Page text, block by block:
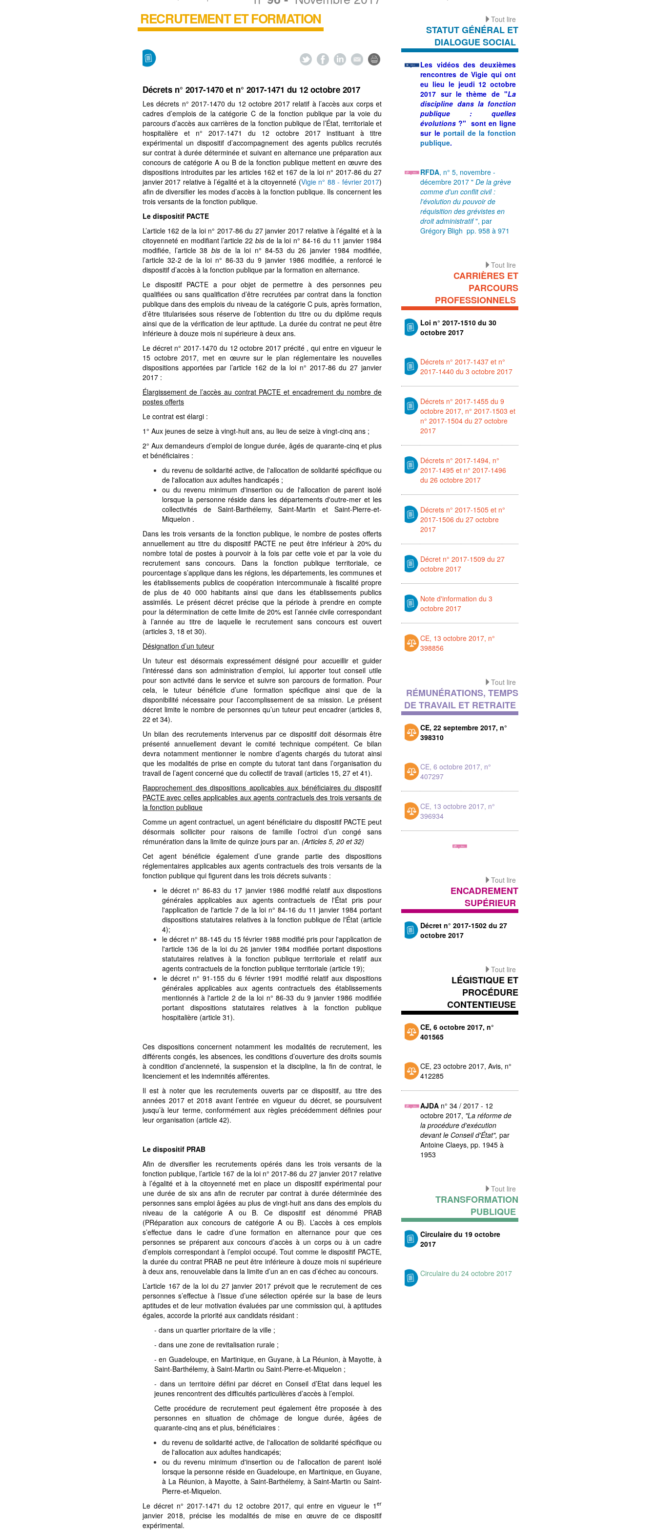
RECRUTEMENT ET FORMATION
Décrets n° 2017-1470 et n° 2017-1471 du 12 octobre 2017
Les décrets n° 2017-1470 du 12 octobre 2017 relatif à l’accès aux corps et
cadres d’emplois de la catégorie C de la fonction publique par la voie du
parcours d’accès aux carrières de la fonction publique de l’État, territoriale et
hospitalière et n° 2017-1471 du 12 octobre 2017 instituant à titre
expérimental un dispositif d’accompagnement des agents publics recrutés
sur contrat à durée déterminée et suivant en alternance une préparation aux
concours de catégorie A ou B de la fonction publique mettent en œuvre des
dispositions introduites par les articles 162 et 167 de la loi n° 2017-86 du 27
janvier 2017 relative à l’égalité et à la citoyenneté (Vigie n° 88 - février 2017)
afin de diversifier les modes d’accès à la fonction publique. Ils concernent les
trois versants de la fonction publique.
Le dispositif PACTE
L’article 162 de la loi n° 2017-86 du 27 janvier 2017 relative à l’égalité et à la
citoyenneté en modifiant l’article 22 bisde la loi n° 84-16 du 11 janvier 1984
modifiée, l’article 38 bisde la loi n° 84-53 du 26 janvier 1984 modifiée,
l’article 32-2 de la loi n° 86-33 du 9 janvier 1986 modifiée, a renforcé le
dispositif d’accès à la fonction publique par la formation en alternance.
Le dispositif PACTE a pour objet de permettre à des personnes peu
qualifiées ou sans qualification d’être recrutées par contrat dans la fonction
publique dans des emplois du niveau de la catégorie C puis, après formation,
d’être titularisées sous réserve de l’obtention du titre ou du diplôme requis
ainsi que de la vérification de leur aptitude. La durée du contrat ne peut être
inférieure à douze mois ni supérieure à deux ans.
Le décret n° 2017-1470 du 12 octobre 2017 précité , qui entre en vigueur le
15 octobre 2017, met en œuvre sur le plan réglementaire les nouvelles
dispositions apportées par l’article 162 de la loi n° 2017-86 du 27 janvier
2017 :
Élargissement de l’accès au contrat PACTE et encadrement du nombre de
postes offerts
Le contrat est élargi :
1° Aux jeunes de seize à vingt-huit ans, au lieu de seize à vingt-cinq ans ;
2° Aux demandeurs d’emploi de longue durée, âgés de quarante-cinq et plus
et bénéficiaires :
du revenu de solidarité active, de l'allocation de solidarité spécifique ou
de l'allocation aux adultes handicapés ;
ou du revenu minimum d'insertion ou de l'allocation de parent isolé
lorsque la personne réside dans les départements d'outre-mer et les
collectivités de Saint-Barthélemy, Saint-Martin et Saint-Pierre-et-
Miquelon .
Dans les trois versants de la fonction publique, le nombre de postes offerts
annuellement au titre du dispositif PACTE ne peut être inférieur à 20% du
nombre total de postes à pourvoir à la fois par cette voie et par la voie du
recrutement sans concours. Dans la fonction publique territoriale, ce
pourcentage s’applique dans les régions, les départements, les communes et
les établissements publics de coopération intercommunale à fiscalité propre
de plus de 40 000 habitants ainsi que dans les établissements publics
assimilés. Le présent décret précise que la période à prendre en compte
pour la détermination de cette limite de 20% est l’année civile correspondant
à l’année au titre de laquelle le recrutement sans concours est ouvert
(articles 3, 18 et 30).
Désignation d’un tuteur
Un tuteur est désormais expressément désigné pour accueillir et guider
l’intéressé dans son administration d’emploi, lui apporter tout conseil utile
pour son activité dans le service et suivre son parcours de formation. Pour
cela, le tuteur bénéficie d’une formation spécifique ainsi que de la
disponibilité nécessaire pour l’accomplissement de sa mission. Le présent
décret limite le nombre de personnes qu’un tuteur peut encadrer (articles 8,
22 et 34).
Un bilan des recrutements intervenus par ce dispositif doit désormais être
présenté annuellement devant le comité technique compétent. Ce bilan
devra notamment mentionner le nombre d’agents chargés du tutorat ainsi
que les modalités de prise en compte du tutorat tant dans l’organisation du
travail de l’agent concerné que du collectif de travail (articles 15, 27 et 41).
Rapprochement des dispositions applicables aux bénéficiaires du dispositif
PACTE avec celles applicables aux agents contractuels des trois versants de
la fonction publique
Comme un agent contractuel, un agent bénéficiaire du dispositif PACTE peut
désormais solliciter pour raisons de famille l’octroi d’un congé sans
rémunération dans la limite de quinze jours par an. (Articles 5, 20 et 32)
Cet agent bénéficie également d’une grande partie des dispositions
réglementaires applicables aux agents contractuels des trois versants de la
fonction publique qui figurent dans les trois décrets suivants :
le décret n° 86-83 du 17 janvier 1986 modifié relatif aux dispostions
générales applicables aux agents contractuels de l'État pris pour
l'application de l'article 7 de la loi n° 84-16 du 11 janvier 1984 portant
dispositions statutaires relatives à la fonction publique de l'État (article
4);
le décret n° 88-145 du 15 février 1988 modifié pris pour l'application de
l'article 136 de la loi du 26 janvier 1984 modifiée portant dispostions
statutaires relatives à la fonction publique territoriale et relatif aux
agents contractuels de la fonction publique territoriale (article 19);
le décret n° 91-155 du 6 février 1991 modifié relatif aux dispositions
générales applicables aux agents contractuels des établissements
mentionnés à l'article 2 de la loi n° 86-33 du 9 janvier 1986 modifiée
portant dispositions statutaires relatives à la fonction publique
hospitalière (article 31).
Ces dispositions concernent notamment les modalités de recrutement, les
différents congés, les absences, les conditions d’ouverture des droits soumis
à condition d’ancienneté, la suspension et la discipline, la fin de contrat, le
licenciement et les indemnités afférentes.
Il est à noter que les recrutements ouverts par ce dispositif, au titre des
années 2017 et 2018 avant l’entrée en vigueur du décret, se poursuivent
jusqu’à leur terme, conformément aux règles précédemment définies pour
leur organisation (article 42).
Le dispositif PRAB
Afin de diversifier les recrutements opérés dans les trois versants de la
fonction publique, l’article 167 de la loi n° 2017-86 du 27 janvier 2017 relative
à l’égalité et à la citoyenneté met en place un dispositif expérimental pour
une durée de six ans afin de recruter par contrat à durée déterminée des
personnes sans emploi âgées au plus de vingt-huit ans dans des emplois du
niveau de la catégorie A ou B. Ce dispositif est dénommé PRAB
(PRéparation aux concours de catégorie A ou B). L’accès à ces emplois
s’effectue dans le cadre d’une formation en alternance pour que ces
personnes se préparent aux concours d’accès à un corps ou à un cadre
d’emplois correspondant à l’emploi occupé. Tout comme le dispositif PACTE,
la durée du contrat PRAB ne peut être inférieure à douze mois ni supérieure
à deux ans, renouvelable dans la limite d’un an en cas d’échec au concours.
L’article 167 de la loi du 27 janvier 2017 prévoit que le recrutement de ces
personnes s’effectue à l’issue d’une sélection opérée sur la base de leurs
aptitudes et de leur motivation évaluées par une commission qui, à aptitudes
égales, accorde la priorité aux candidats résidant :
- dans un quartier prioritaire de la ville ;
- dans une zone de revitalisation rurale ;
- en Guadeloupe, en Martinique, en Guyane, à La Réunion, à Mayotte, à
Saint-Barthélemy, à Saint-Martin ou Saint-Pierre-et-Miquelon ;
- dans un territoire défini par décret en Conseil d’Etat dans lequel les
jeunes rencontrent des difficultés particulières d’accès à l’emploi.
Cette procédure de recrutement peut également être proposée à des
personnes en situation de chômage de longue durée, âgées de
quarante-cinq ans et plus, bénéficiaires :
du revenu de solidarité active, de l'allocation de solidarité spécifique ou
de l'allocation aux adultes handicapés;
ou du revenu minimum d'insertion ou de l'allocation de parent isolé
lorsque la personne réside en Guadeloupe, en Martinique, en Guyane,
à La Réunion, à Mayotte, à Saint-Barthélemy, à Saint-Martin ou Saint-
Pierre-et-Miquelon.
Le décret n° 2017-1471 du 12 octobre 2017, qui entre en vigueur le 1 er
janvier 2018, précise les modalités de mise en œuvre de ce dispositif
expérimental.
Tout lire
STATUT GÉNÉRAL ET
DIALOGUE SOCIAL
Les vidéos des deuxièmes
rencontres de Vigie qui ont
eu lieu le jeudi 12 octobre
2017 sur le thème de "La
discipline dans la fonction
publique : quelles
évolutions ?" sont en ligne
sur le portail de la fonction
publique.
RFDA, n° 5, novembre -
décembre 2017 " De la grève
comme d'un conflit civil :
l'évolution du pouvoir de
réquisition des grévistes en
droit administratif", par
Grégory Bligh pp. 958 à 971
Tout lire
CARRIÈRES ET
PARCOURS
PROFESSIONNELS
Loi n° 2017-1510 du 30
octobre 2017
Décrets n° 2017-1437 et n°
2017-1440 du 3 octobre 2017
Décrets n° 2017-1455 du 9
octobre 2017, n° 2017-1503 et
n° 2017-1504 du 27 octobre
2017
Décrets n° 2017-1494, n°
2017-1495 et n° 2017-1496
du 26 octobre 2017
Décrets n° 2017-1505 et n°
2017-1506 du 27 octobre
2017
Décret n° 2017-1509 du 27
octobre 2017
Note d'information du 3
octobre 2017
CE, 13 octobre 2017, n°
398856
Tout lire
RÉMUNÉRATIONS, TEMPS
DE TRAVAIL ET RETRAITE
CE, 22 septembre 2017, n°
398310
CE, 6 octobre 2017, n°
407297
CE, 13 octobre 2017, n°
396934
Tout lire
ENCADREMENT
SUPÉRIEUR
Décret n° 2017-1502 du 27
octobre 2017
Tout lire
LÉGISTIQUE ET
PROCÉDURE
CONTENTIEUSE
CE, 6 octobre 2017, n°
401565
CE, 23 octobre 2017, Avis, n°
412285
AJDA n° 34 / 2017 - 12
octobre 2017, "La réforme de
la procédure d'exécution
devant le Conseil d'État", par
Antoine Claeys, pp. 1945 à
1953
Tout lire
TRANSFORMATION
PUBLIQUE
Circulaire du 19 octobre
2017
Circulaire du 24 octobre 2017